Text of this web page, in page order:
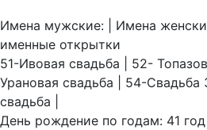
Имена мужские: | Имена
именные открытки
51-Ивовая свадьба | 52-
Урановая свадьба | 54-
свадьба |
День рождение по годам: 41